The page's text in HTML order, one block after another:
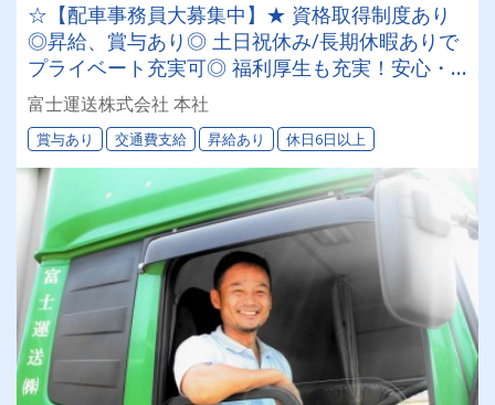
☆【配車事務員大募集中】★ 資格取得制度あり
◎昇給、賞与あり◎ 土日祝休み/長期休暇ありで
プライベート充実可◎ 福利厚生も充実！安心・
安全の職場で新しいキャリアをスタートしません
か？
富士運送株式会社 本社
賞与あり 交通費支給 昇給あり 休日6日以上